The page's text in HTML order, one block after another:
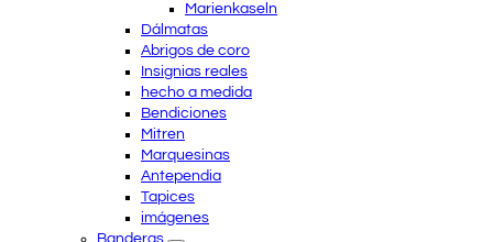
Marienkaseln
Dálmatas
Abrigos de coro
Insignias reales
hecho a medida
Bendiciones
Mitren
Marquesinas
Antependia
Tapices
imágenes
Banderas